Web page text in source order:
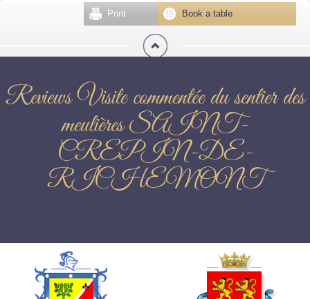
Book a table
Print
Reviews Visite commentée du sentier des
meulières SAINT-
CREPIN-DE-
RICHEMONT